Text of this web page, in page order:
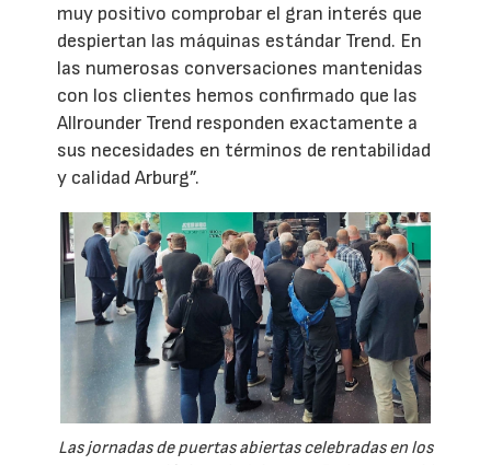
muy positivo comprobar el gran interés que
despiertan las máquinas estándar Trend. En
las numerosas conversaciones mantenidas
con los clientes hemos confirmado que las
Allrounder Trend responden exactamente a
sus necesidades en términos de rentabilidad
y calidad Arburg”.
Las jornadas de puertas abiertas celebradas en los